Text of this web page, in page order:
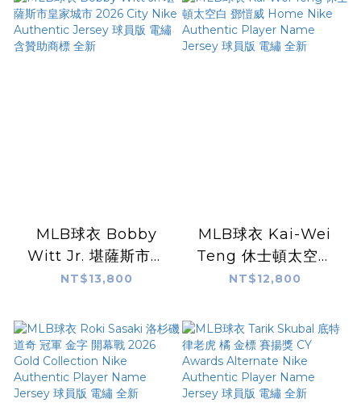
Jersey 球員版 電繡
金標 賽揚獎 全新
含贊助商標 全新
MLB球衣 Bobby
Witt Jr. 堪薩斯市皇
家城市 2026 City
Jersey 球員版 電繡
含贊助商標 全新
NT$13,800
MLB球衣 Kai-Wei
Teng 休士頓太空白
鄧愷威 Home Nike
Name Jersey 球員
版 電繡 全新
NT$12,800